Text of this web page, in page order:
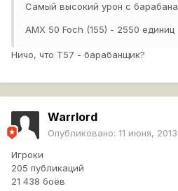
Самый высокий урон с барабана
АМХ 50 Foch (155) - 2550 единиц
Ничо, что Т57 - барабанщик?
Warrlord
Опубликовано: 11 июня, 2013
Игроки
205 публикаций
21 438 боёв